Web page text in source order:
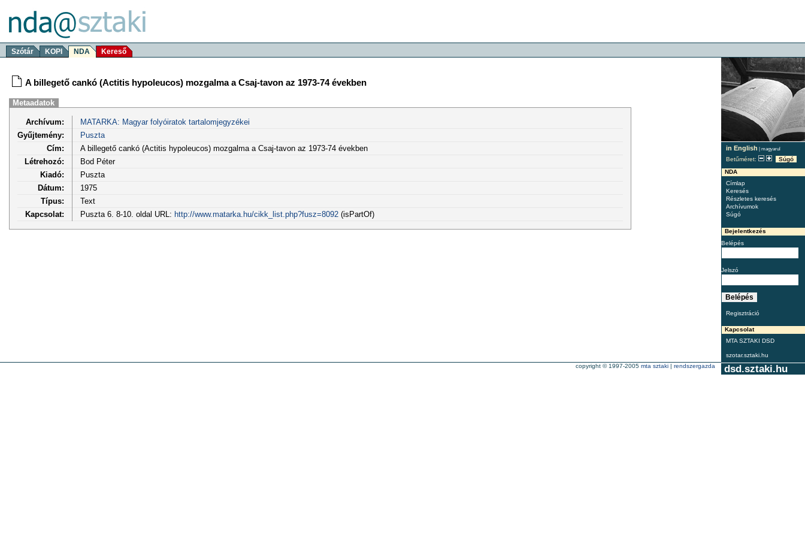
Szótár KOPI NDA Kereső
in English | magyarul
Betűméret:
Súgó
NDA
Címlap
Keresés
Részletes keresés
Archívumok
Súgó
Bejelentkezés
Belépés
Jelszó
Regisztráció
Kapcsolat
MTA SZTAKI DSD
szotar.sztaki.hu
A billegető cankó (Actitis hypoleucos) mozgalma a Csaj-tavon az 1973-74 években
Metaadatok
Archívum:
MATARKA: Magyar folyóiratok tartalomjegyzékei
Gyűjtemény:
Puszta
Cím:
A billegető cankó (Actitis hypoleucos) mozgalma a Csaj-tavon az 1973-74 években
Létrehozó:
Bod Péter
Kiadó:
Puszta
Dátum:
1975
Típus:
Text
Kapcsolat:
Puszta 6. 8-10. oldal URL: http://www.matarka.hu/cikk_list.php?fusz=8092(isPartOf)
dsd.sztaki.hu
copyright © 1997-2005 mta sztaki | rendszergazda